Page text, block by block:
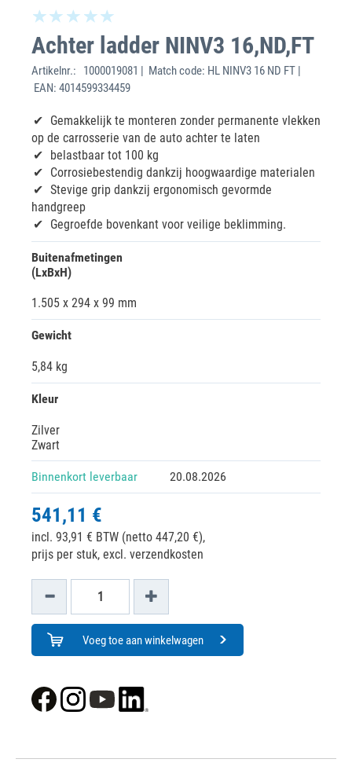
Achter ladder NINV3 16,ND,FT
Artikelnr.:
1000019081 | Match code: HL NINV3 16 ND FT |
EAN: 4014599334459
Gemakkelijk te monteren zonder permanente vlekken
op de carrosserie van de auto achter te laten
‌belastbaar tot 100 kg
Corrosiebestendig dankzij hoogwaardige materialen
Stevige grip dankzij ergonomisch gevormde
handgreep
Gegroefde bovenkant voor veilige beklimming.
Buitenafmetingen
(LxBxH)
1.505 x 294 x 99 mm
Gewicht
5,84 kg
Kleur
Zilver
Zwart
Binnenkort leverbaar 20.08.2026
541,11 €
incl. 93,91 € BTW (netto 447,20 €),
prijs per stuk, excl. verzendkosten
Voeg toe aan winkelwagen